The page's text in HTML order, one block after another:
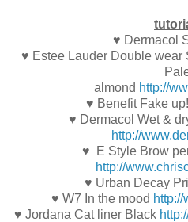
♥ Dermacol
♥ Estee Lauder Double wear
almond http://
♥ Benefit Fake
♥ Dermacol Wet &
http://
♥ E Style Brow
http://
♥ Urban Decay
♥ W7 In the mood
♥ Jordana Cat liner Black